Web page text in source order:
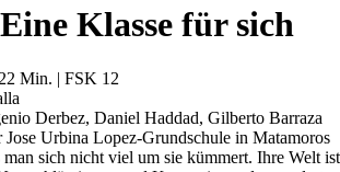
Klasse für sich
Min. | FSK 12
Derbez, Daniel Haddad, Gilberto Barraza
Jose Urbina Lopez-Grundschule in Matamoros
man sich nicht viel um sie kümmert. Ihre Welt ist